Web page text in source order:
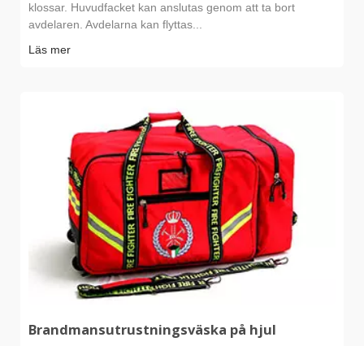
klossar. Huvudfacket kan anslutas genom att ta bort
avdelaren. Avdelarna kan flyttas...
Läs mer
Brandmansutrustningsväska på hjul